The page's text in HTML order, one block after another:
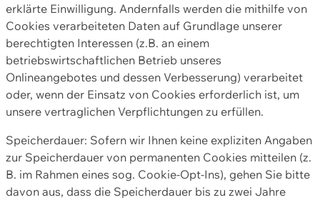
erklärte Einwilligung. Andernfalls werden die mithilfe von
Cookies verarbeiteten Daten auf Grundlage unserer
berechtigten Interessen (z.B. an einem
betriebswirtschaftlichen Betrieb unseres
Onlineangebotes und dessen Verbesserung) verarbeitet
oder, wenn der Einsatz von Cookies erforderlich ist, um
unsere vertraglichen Verpflichtungen zu erfüllen.
Speicherdauer: Sofern wir Ihnen keine expliziten Angaben
zur Speicherdauer von permanenten Cookies mitteilen (z.
B. im Rahmen eines sog. Cookie-Opt-Ins), gehen Sie bitte
davon aus, dass die Speicherdauer bis zu zwei Jahre